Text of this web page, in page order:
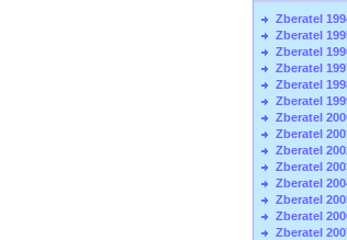
Zberatel
Zberatel
Zberatel
Zberatel
Zberatel
Zberatel
Zberatel
Zberatel
Zberatel
Zberatel
Zberatel
Zberatel
Zberatel
Zberatel